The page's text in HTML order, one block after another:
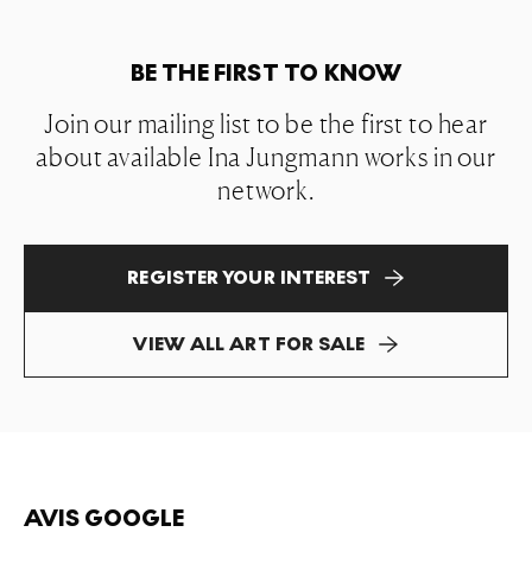
BE THE FIRST TO KNOW
Join our mailing list to be the first to hear
about available Ina Jungmann works in our
network.
REGISTER YOUR INTEREST
VIEW ALL ART FOR SALE
AVIS GOOGLE